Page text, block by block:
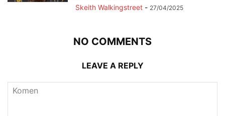
Skeith Walkingstreet - 27/04/2025
NO COMMENTS
LEAVE A REPLY